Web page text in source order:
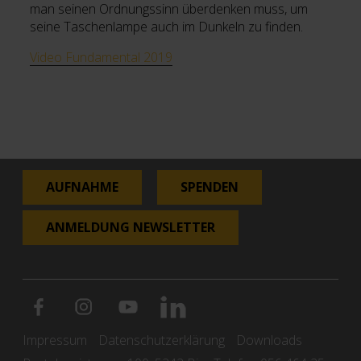
man seinen Ordnungssinn überdenken muss, um
seine Taschenlampe auch im Dunkeln zu finden.
Video Fundamental 2019
AUFNAHME SPENDEN
ANMELDUNG NEWSLETTER
Impressum Datenschutzerklärung
Downloads